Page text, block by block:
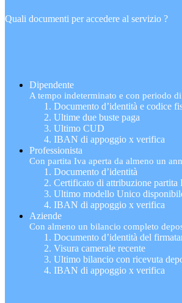
Quali documenti per accedere al servizio ?
Dipendente
A tempo indeterminato e con periodo
Documento d’identità e codice
Ultime due buste paga
Ultimo CUD
IBAN di appoggio x verifica
Professionista
Con partita Iva aperta da almeno un
Documento d’identità
Certificato di attribuzione partita
Ultimo modello Unico
IBAN di appoggio x verifica
Aziende
Con almeno un bilancio completo
Documento d’identità del
Visura camerale recente
Ultimo bilancio con ricevuta
IBAN di appoggio x verifica